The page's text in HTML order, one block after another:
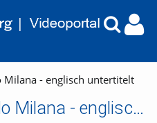
Milana - englisch untertitelt
ZEIT für X - Edoardo Milana - englisch untertitelt